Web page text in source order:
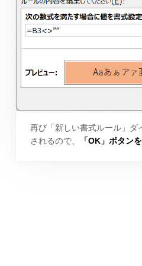
再び「新しい書式ルール」ダ
されるので、
「OK」ボタン